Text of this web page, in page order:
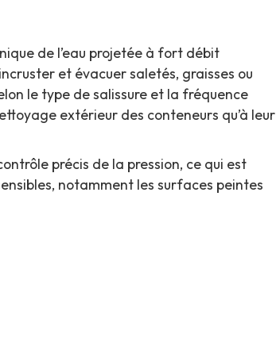
de l’eau projetée à fort débit
et évacuer saletés, graisses ou
le type de salissure et la fréquence
extérieur des conteneurs qu’à leur
précis de la pression, ce qui est
notamment les surfaces peintes